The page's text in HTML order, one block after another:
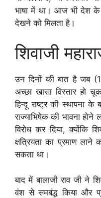
भाषा में था। आज भी देश
देखने को मिलता है।
शिवाजी
उन दिनों की बात है जब
अच्छा खासा विस्तार हो
हिन्दू राष्ट्र की स्थापना
राज्याभिषेक की भावना होने
विरोध कर दिया, क्योंकि
क्षत्रियता का प्रमाण लाने
सकता था।
बाद में बालाजी राव जी ने
वंश से समबंद्ध किया और